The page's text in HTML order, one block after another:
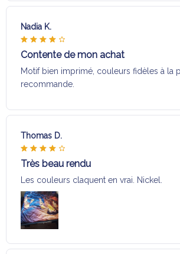
Nadia K.
Contente de mon achat
Motif bien imprimé, couleurs fidèles à la
recommande.
Thomas D.
Très beau rendu
Les couleurs claquent en vrai. Nickel.